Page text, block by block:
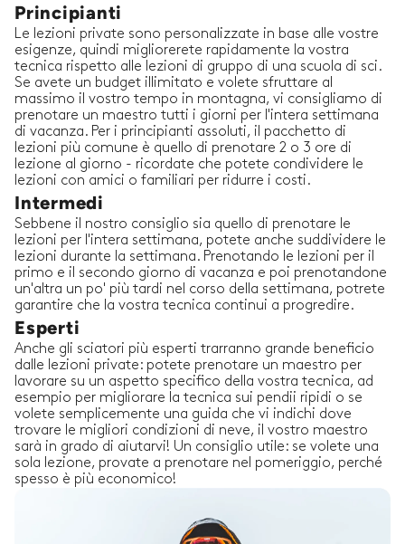
Principianti
Le lezioni private sono personalizzate in base alle vostre
esigenze, quindi migliorerete rapidamente la vostra
tecnica rispetto alle lezioni di gruppo di una scuola di sci.
Se avete un budget illimitato e volete sfruttare al
massimo il vostro tempo in montagna, vi consigliamo di
prenotare un maestro tutti i giorni per l'intera settimana
di vacanza. Per i principianti assoluti, il pacchetto di
lezioni più comune è quello di prenotare 2 o 3 ore di
lezione al giorno - ricordate che potete condividere le
lezioni con amici o familiari per ridurre i costi.
Intermedi
Sebbene il nostro consiglio sia quello di prenotare le
lezioni per l'intera settimana, potete anche suddividere le
lezioni durante la settimana. Prenotando le lezioni per il
primo e il secondo giorno di vacanza e poi prenotandone
un'altra un po' più tardi nel corso della settimana, potrete
garantire che la vostra tecnica continui a progredire.
Esperti
Anche gli sciatori più esperti trarranno grande beneficio
dalle lezioni private: potete prenotare un maestro per
lavorare su un aspetto specifico della vostra tecnica, ad
esempio per migliorare la tecnica sui pendii ripidi o se
volete semplicemente una guida che vi indichi dove
trovare le migliori condizioni di neve, il vostro maestro
sarà in grado di aiutarvi! Un consiglio utile: se volete una
sola lezione, provate a prenotare nel pomeriggio, perché
spesso è più economico!